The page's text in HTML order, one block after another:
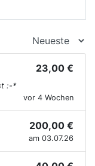
23,00 €
:-*
vor 4 Wochen
200,00 €
am 03.07.26